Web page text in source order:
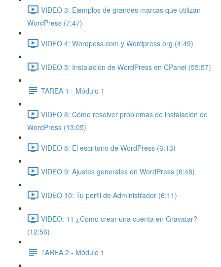
VIDEO 3: Ejemplos de grandes marcas que utilizan
WordPress (7:47)
VIDEO 4: Wordpess.com y Wordpress.org (4:49)
VIDEO 5: Instalación de WordPress en CPanel (55:57)
TAREA 1 - Módulo 1
VIDEO 6: Cómo resolver problemas de instalación de
WordPress (13:05)
VIDEO 8: El escritorio de WordPress (6:13)
VIDEO 9: Ajustes generales en WordPress (6:48)
VIDEO 10: Tu perfil de Administrador (6:11)
VIDEO: 11 ¿Como crear una cuenta en Gravatar?
(12:56)
TAREA 2 - Módulo 1